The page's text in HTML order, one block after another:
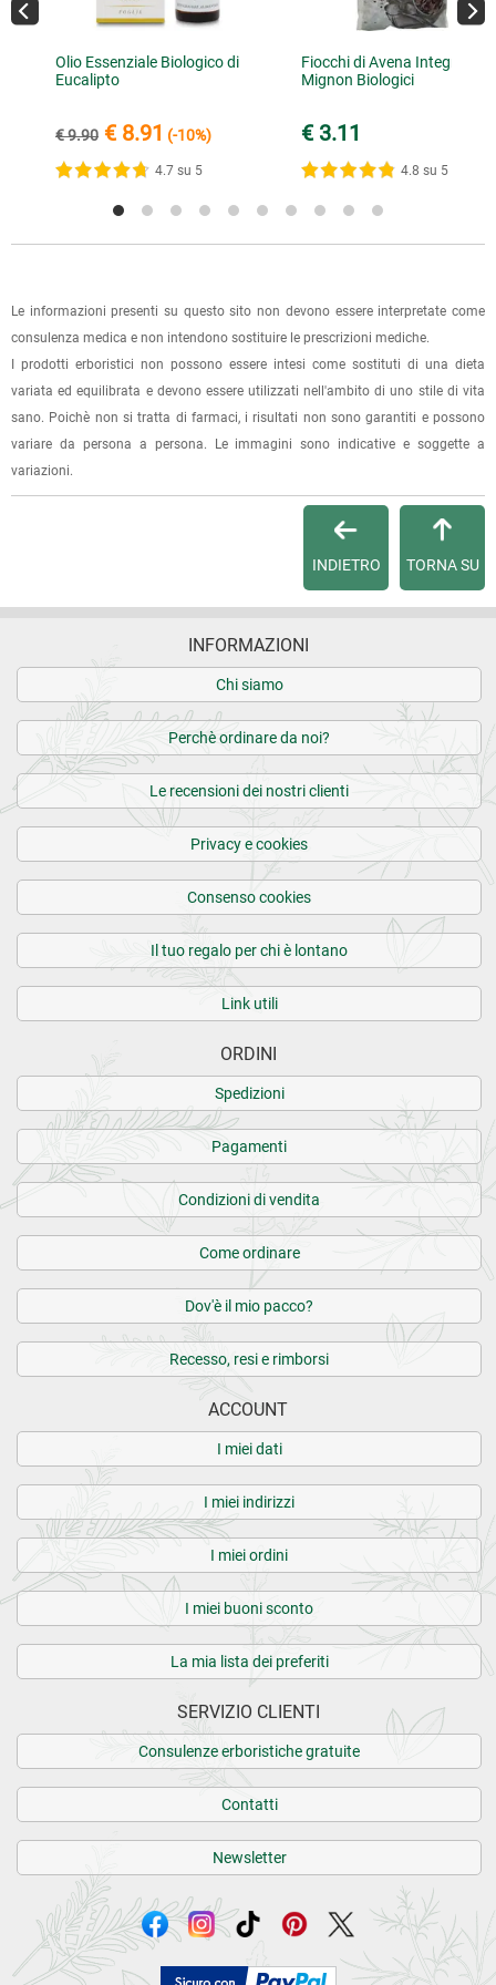
RECENSIONI PIÚ RECENTI
20.07.2021
1 recensione verificata daeKomi
direttamente nel punto vendita di Via Iglesias 5/B a Cagliari.
Per scegliere questa possibilità, seleziona l'opzione "Ritiro in
negozio" al momento della scelta della modalità di
spedizione, in questo modo non ti verranno addebitate le
spese di spedizione e sarai avvisato con una e-mail quando
l'ordine sarà pronto per il ritiro.
(selezionando l'apposita casella del modulo d'ordine e
specificando l'indirizzo di fatturazione).
Dalla tuaArea Clientepotrai verificare lo stato di lavorazione
dell'ordine e lo stato della spedizione.
Per qualsiasi informazione, contattaci via
Condizioni di vendita
inviare la ricevuta di versamento all'e-mail
info@lerboristeria.com.
I dati per il pagamento saranno riportati anche nell'email di
conferma dell'ordine.
Olio Essenziale Biologico di
Eucalipto
€ 9.90 € 8.91 (-10%)
4.7 su 5
Fiocchi di Avena Integrale
Mignon Biologici
€ 3.11
4.8 su 5
Le informazioni presenti su questo sito non devono essere interpretate come
consulenza medica e non intendono sostituire le prescrizioni mediche.
I prodotti erboristici non possono essere intesi come sostituti di una dieta
variata ed equilibrata e devono essere utilizzati nell'ambito di uno stile di vita
sano. Poichè non si tratta di farmaci, i risultati non sono garantiti e possono
variare da persona a persona. Le immagini sono indicative e soggette a
variazioni.
TORNA SU
INDIETRO
INFORMAZIONI
Chi siamo
Perchè ordinare da noi?
Le recensioni dei nostri clienti
Privacy e cookies
Consenso cookies
Il tuo regalo per chi è lontano
Link utili
ORDINI
Spedizioni
Pagamenti
Condizioni di vendita
Come ordinare
Dov'è il mio pacco?
Recesso, resi e rimborsi
ACCOUNT
I miei dati
I miei indirizzi
I miei ordini
I miei buoni sconto
La mia lista dei preferiti
SERVIZIO CLIENTI
Consulenze erboristiche gratuite
Contatti
Newsletter